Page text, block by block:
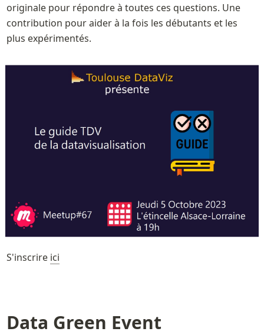
originale pour répondre à toutes ces questions. Une
contribution pour aider à la fois les débutants et les
plus expérimentés.
S'inscrire ici
Data Green Event